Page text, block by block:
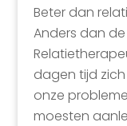
Beter dan
Anders dan
dagen tijd
onze
moesten